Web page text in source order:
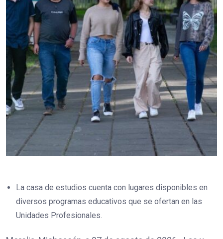
La casa de estudios cuenta con lugares disponibles en
diversos programas educativos que se ofertan en las
Unidades Profesionales.